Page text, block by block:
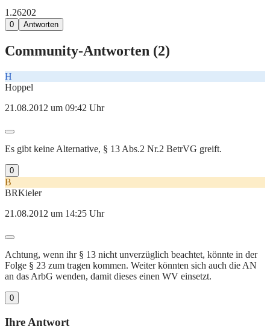
1.26202
0 Antworten
Community-Antworten (2)
H
Hoppel
21.08.2012 um 09:42 Uhr
Es gibt keine Alternative, § 13 Abs.2 Nr.2 BetrVG greift.
0
B
BRKieler
21.08.2012 um 14:25 Uhr
Achtung, wenn ihr § 13 nicht unverzüglich beachtet, könnte in der
Folge § 23 zum tragen kommen. Weiter könnten sich auch die AN
an das ArbG wenden, damit dieses einen WV einsetzt.
0
Ihre Antwort